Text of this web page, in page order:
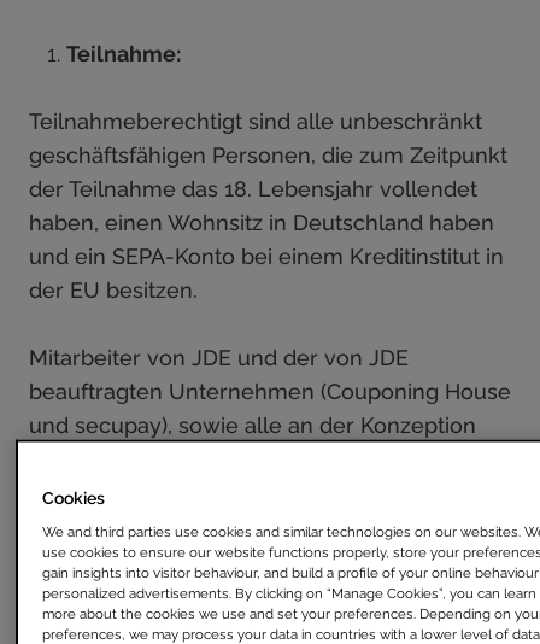
Teilnahme:
Teilnahmeberechtigt sind alle unbeschränkt
geschäftsfähigen Personen, die zum Zeitpunkt
der Teilnahme das 18. Lebensjahr vollendet
haben, einen Wohnsitz in Deutschland haben
und ein SEPA-Konto bei einem Kreditinstitut in
der EU besitzen.
Mitarbeiter von JDE und der von JDE
beauftragten Unternehmen (Couponing House
und secupay), sowie alle an der Konzeption
von der Teilnahme ausgeschlossen. Ebenfalls
ausgeschlossen sind deren Lebenspartner
und Angehörige in häuslicher Gemeinschaft.
Pro Haushalt darf maximal 1 Kassenbon für
Cookies
We and third parties use cookies and similar technologies on our websites.
use cookies to ensure our website functions properly, store your
gain insights into visitor behaviour, and build a profile of your online
personalized advertisements. By clicking on “Manage Cookies”, you can learn
more about the cookies we use and set your preferences. Depending on
preferences, we may process your data in countries with a lower level of data